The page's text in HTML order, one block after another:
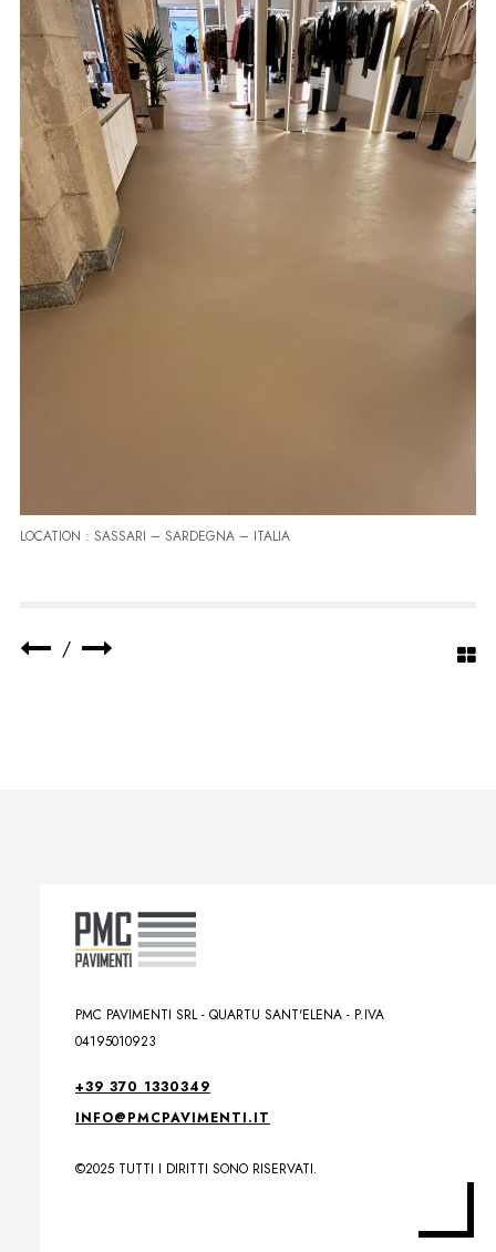
LOCATION : SASSARI – SARDEGNA – ITALIA
/
PMC PAVIMENTI SRL - QUARTU SANT'ELENA - P.IVA
04195010923
+39 370 1330349
INFO@PMCPAVIMENTI.IT
©2025 TUTTI I DIRITTI SONO RISERVATI.